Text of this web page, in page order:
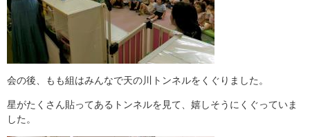
会の後、もも組はみんなで天の川トンネルをくぐりました。
星がたくさん貼ってあるトンネルを見て、嬉しそうにくぐっていま
した。